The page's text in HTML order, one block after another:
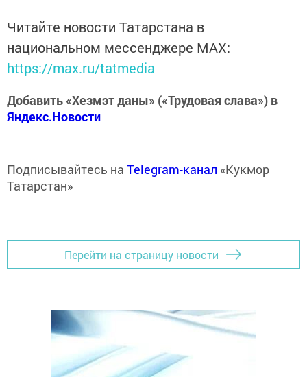
Читайте новости Татарстана в
национальном мессенджере MАХ:
https://max.ru/tatmedia
Добавить «Хезмэт даны» («Трудовая слава») в
Яндекс.Новости
Подписывайтесь на Telegram-канал «Кукмор
Татарстан»
Перейти на страницу новости